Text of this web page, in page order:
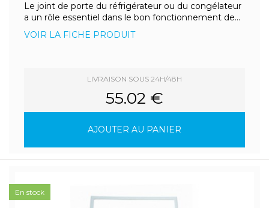
Le joint de porte du réfrigérateur ou du congélateur
a un rôle essentiel dans le bon fonctionnement de...
VOIR LA FICHE PRODUIT
LIVRAISON SOUS 24H/48H
55.02 €
AJOUTER AU PANIER
En stock